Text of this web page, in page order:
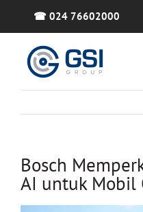
☎ 024 76602000
Bosch
AI untuk Mobil